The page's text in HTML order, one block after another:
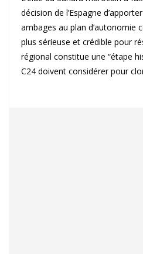
décision de l’Espagne
ambages au plan d’autonomie
plus sérieuse et crédible pour
régional constitue une “étape
C24 doivent considérer pour